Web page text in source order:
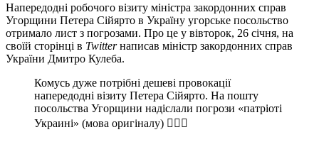
Напередодні робочого візиту міністра закордонних справ
Угорщини Петера Сійярто в Україну угорське посольство
отримало лист з погрозами. Про це у вівторок, 26 січня, на
своїй сторінці в Twitterнаписав міністр закордонних справ
України Дмитро Кулеба.
Комусь дуже потрібні дешеві провокації
напередодні візиту Петера Сійярто. На пошту
посольства Угорщини надіслали погрози «патріоті
Украині» (мова оригіналу) 🤦🏻‍♂️